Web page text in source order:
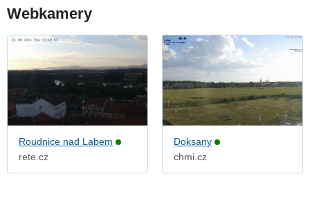
Webkamery
Roudnice nad Labem
rete.cz
Doksany
chmi.cz